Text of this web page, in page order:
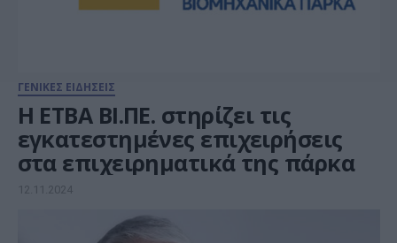
ΓΕΝΙΚΕΣ ΕΙΔΗΣΕΙΣ
Η ΕΤΒΑ ΒΙ.ΠΕ. στηρίζει τις
εγκατεστημένες επιχειρήσεις
στα επιχειρηματικά της πάρκα
12.11.2024